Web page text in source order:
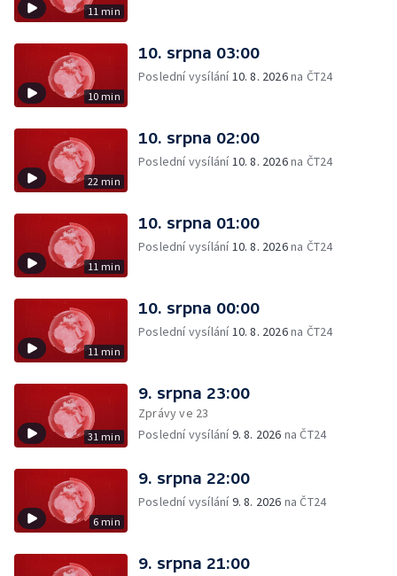
11 min
10 min
10. srpna 03:00
Poslední vysílání10. 8. 2026na ČT24
22 min
10. srpna 02:00
Poslední vysílání10. 8. 2026na ČT24
11 min
10. srpna 01:00
Poslední vysílání10. 8. 2026na ČT24
11 min
10. srpna 00:00
Poslední vysílání10. 8. 2026na ČT24
31 min
9. srpna 23:00
Zprávy ve 23
Poslední vysílání9. 8. 2026 na ČT24
6 min
9. srpna 22:00
Poslední vysílání9. 8. 2026 na ČT24
9. srpna 21:00